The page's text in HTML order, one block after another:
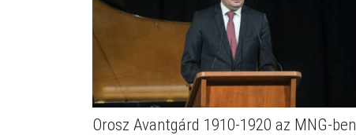
Orosz Avantgárd 1910-1920 az MNG-ben